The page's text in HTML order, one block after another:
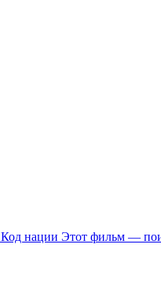
Код нации Этот фильм —